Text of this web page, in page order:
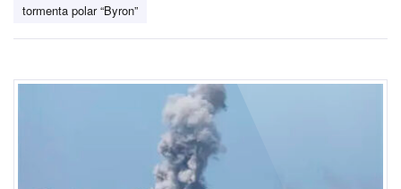
tormenta polar “Byron”